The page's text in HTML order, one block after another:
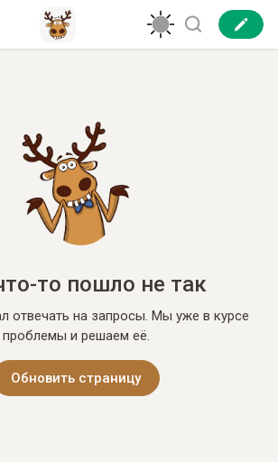
то пошло не так
отвечать на запросы. Мы уже в курсе
проблемы и решаем её.
Обновить страницу